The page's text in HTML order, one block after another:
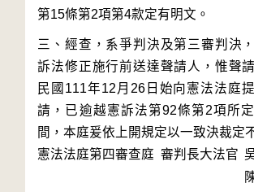
三、經查，系爭判決及第三審判決
訴法修正施行前送達聲請人，惟聲
民國111年12月26日始向憲法法庭
請，已逾越憲訴法第92條第2項所
間，本庭爰依上開規定以一致決裁定
憲法法庭第四審查庭 審判長大法官